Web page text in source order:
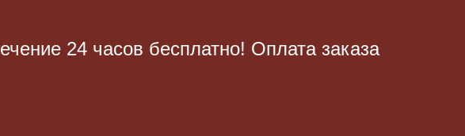
24 часов бесплатно! Оплата заказа